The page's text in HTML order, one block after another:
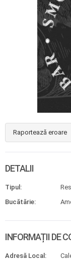
Raportează eroare
DETALII
Tipul:
Bucătărie:
INFORMAȚII DE
Adresă Local: